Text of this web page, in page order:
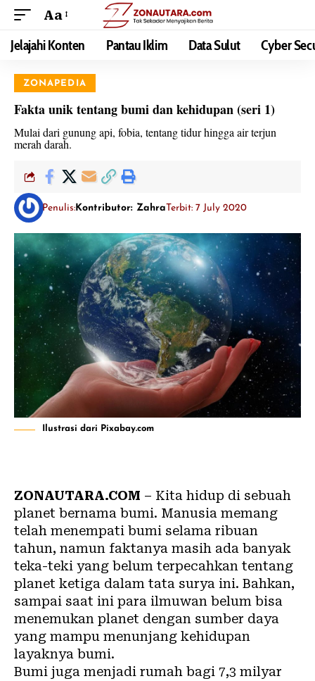
Aa
Jelajahi Konten Pantau Iklim Data Sulut Cyber
ZONAPEDIA
Fakta unik tentang bumi dan kehidupan (seri 1)
Mulai dari gunung api, fobia, tentang tidur hingga air terjun
merah darah.
Penulis: Kontributor: ZahraTerbit: 7 July 2020
Ilustrasi dari Pixabay.com
ZONAUTARA.COM – Kita hidup di sebuah
planet bernama bumi. Manusia memang
telah menempati bumi selama ribuan
tahun, namun faktanya masih ada banyak
teka-teki yang belum terpecahkan tentang
planet ketiga dalam tata surya ini. Bahkan,
sampai saat ini para ilmuwan belum bisa
menemukan planet dengan sumber daya
yang mampu menunjang kehidupan
layaknya bumi.
Bumi juga menjadi rumah bagi 7,3 milyar